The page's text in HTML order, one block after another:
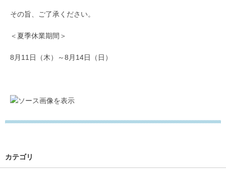
その旨、ご了承ください。
＜夏季休業期間＞
8月11日（木）～8月14日（日）
カテゴリ